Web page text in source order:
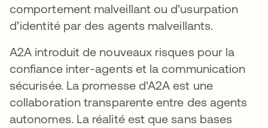
comportement malveillant ou d’usurpation
d’identité par des agents malveillants.
A2A introduit de nouveaux risques pour la
confiance inter-agents et la communication
sécurisée. La promesse d'A2A est une
collaboration transparente entre des agents
autonomes. La réalité est que sans bases